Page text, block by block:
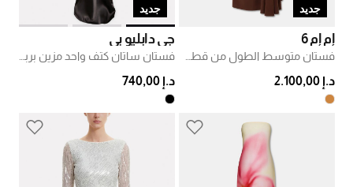
جديد
إم إم 6
د.إ 2.100,00
جديد
جي دابليو بي
د.إ 740,00